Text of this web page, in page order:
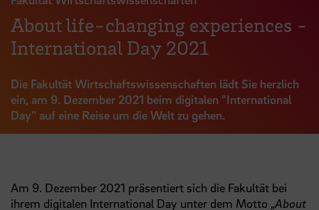
About life-changing experiences -
International Day 2021
Die Fakultät Wirtschaftswissenschaften lädt Sie herzlich
ein, am 9. Dezember 2021 beim digitalen "International
Day" auf eine Reise um die Welt zu gehen.
Am 9. Dezember 2021 präsentiert sich die Fakultät bei
ihrem digitalen International Day unter dem Motto „About